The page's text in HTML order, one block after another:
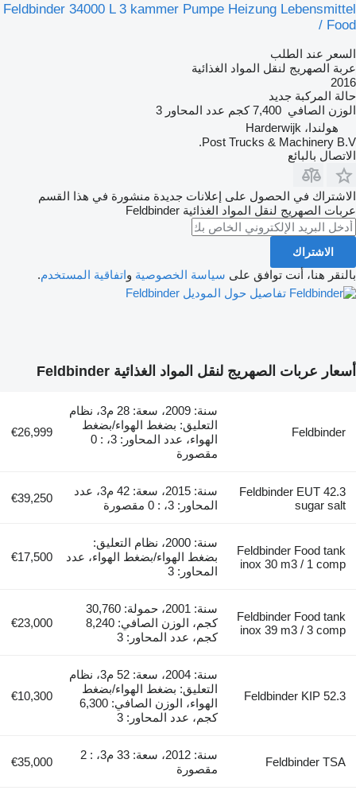
Feldbinder 34000 L 3 kammer Pumpe Heizung Lebensmittel
/ Food
السعر عند الطلب
عربة الصهريج لنقل المواد الغذائية
2016
حالة المركبة جديد
الوزن الصافي 7,400 كجم عدد المحاور 3
هولندا، Harderwijk
Post Trucks & Machinery B.V.
الاتصال بالبائع
الاشتراك في الحصول على إعلانات جديدة منشورة في هذا القسم
عربات الصهريج لنقل المواد الغذائية Feldbinder
الاشتراك
بالنقر هنا، أنت توافق على سياسة الخصوصية واتفاقية المستخدم.
تفاصيل حول الموديل Feldbinder
أسعار عربات الصهريج لنقل المواد الغذائية Feldbinder
Feldbinder
سنة: 2009، سعة: 28 م3، نظام
التعليق: بضغط الهواء/بضغط
الهواء، عدد المحاور: 3، : 0
مقصورة
€26,999
Feldbinder EUT 42.3
sugar salt
سنة: 2015، سعة: 42 م3، عدد
المحاور: 3، : 0 مقصورة
€39,250
Feldbinder Food tank
inox 30 m3 / 1 comp
سنة: 2000، نظام التعليق:
بضغط الهواء/بضغط الهواء، عدد
المحاور: 3
€17,500
Feldbinder Food tank
inox 39 m3 / 3 comp
سنة: 2001، حمولة: 30,760
كجم، الوزن الصافي: 8,240
كجم، عدد المحاور: 3
€23,000
Feldbinder KIP 52.3
سنة: 2004، سعة: 52 م3، نظام
التعليق: بضغط الهواء/بضغط
الهواء، الوزن الصافي: 6,300
كجم، عدد المحاور: 3
€10,300
Feldbinder TSA
سنة: 2012، سعة: 33 م3، : 2
مقصورة
€35,000